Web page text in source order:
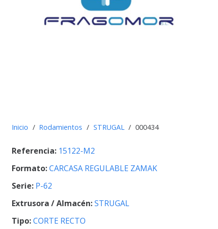
Inicio / Rodamientos / STRUGAL / 000434
Referencia: 15122-M2
Formato:CARCASA REGULABLE ZAMAK
Serie: P-62
Extrusora / Almacén:STRUGAL
Tipo:CORTE RECTO